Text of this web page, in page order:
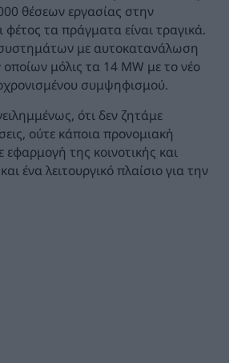
θέσεων εργασίας στην
τα πράγματα είναι τραγικά.
με αυτοκατανάλωση
μόλις τα 14 MW με το νέο
συμψηφισμού.
ότι δεν ζητάμε
ούτε κάποια προνομιακή
εφαρμογή της κοινοτικής και
ένα λειτουργικό πλαίσιο για την